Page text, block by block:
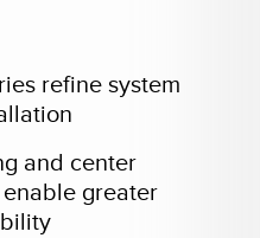
refine system
and center
greater